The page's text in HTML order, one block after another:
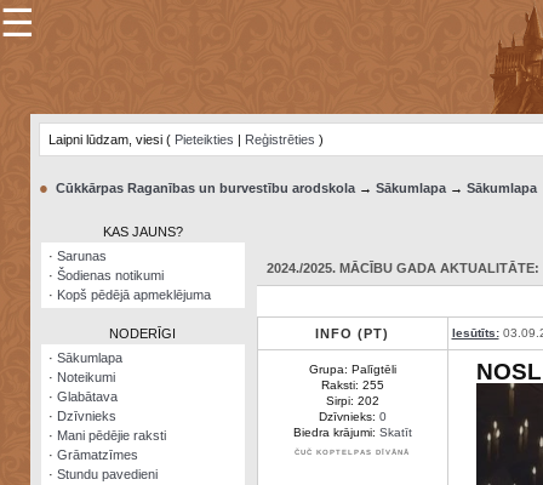
×
Šodienas
notikumi
Visatcera
almanahs
Arhīvs
☰
Laipni lūdzam, viesi ( Pieteikties | Reģistrēties )
● Cūkkārpas Raganības un burvestību arodskola→ Sākumlapa→ Sākumlapa
KAS JAUNS?
· Sarunas
· Šodienas notikumi
· Kopš pēdējā apmeklējuma
NODERĪGI
· Sākumlapa
· Noteikumi
· Glabātava
· Dzīvnieks
· Mani pēdējie raksti
· Grāmatzīmes
· Stundu pavedieni
2024./2025. MĀCĪBU GADA AKTUALITĀTE:
INFO (PT) Iesūtīts:
Grupa: Palīgtēli
Raksti: 255
Sirpi: 202
Dzīvnieks: 0
Biedra krājumi: Skatīt
ČUČ KOPTELPAS DĪVĀNĀ